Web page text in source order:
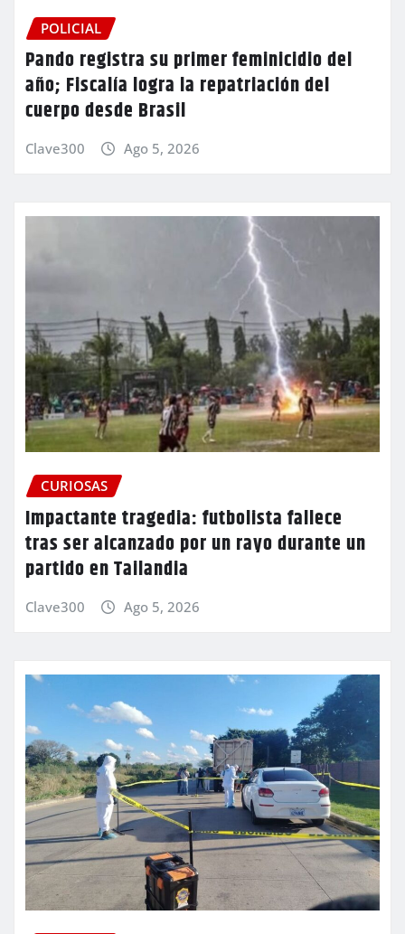
POLICIAL
Pando registra su primer feminicidio del
año; Fiscalía logra la repatriación del
cuerpo desde Brasil
Clave300 Ago 5, 2026
CURIOSAS
Impactante tragedia: futbolista fallece
tras ser alcanzado por un rayo durante un
partido en Tailandia
Clave300 Ago 5, 2026